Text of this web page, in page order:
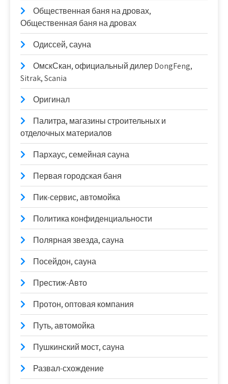
Общественная баня на дровах,
Общественная баня на дровах
Одиссей, сауна
ОмскСкан, официальный дилер DongFeng,
Sitrak, Scania
Оригинал
Палитра, магазины строительных и
отделочных материалов
Пархаус, семейная сауна
Первая городская баня
Пик-сервис, автомойка
Политика конфиденциальности
Полярная звезда, сауна
Посейдон, сауна
Престиж-Авто
Протон, оптовая компания
Путь, автомойка
Пушкинский мост, сауна
Развал-схождение